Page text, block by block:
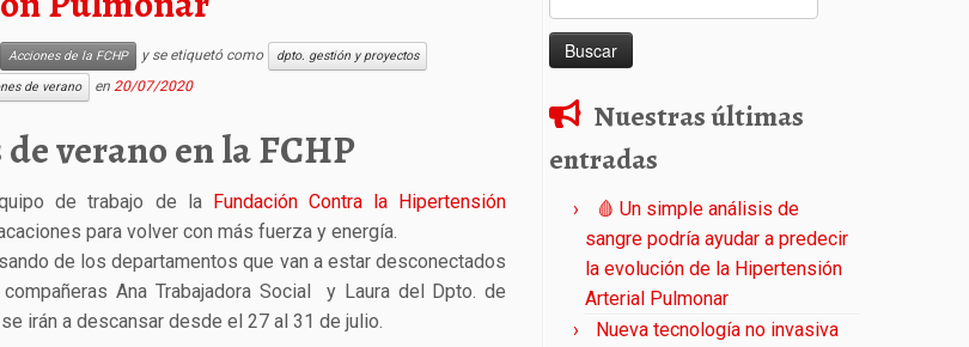
Acciones de la FCHP y se etiquetó como
dpto. gestión y proyectos
de verano en 20/07/2020
verano en la FCHP
de trabajo de la Fundación Contra la Hipertensión
para volver con más fuerza y energía.
de los departamentos que van a estar desconectados
Ana Trabajadora Social y Laura del Dpto. de
irán a descansar desde el 27 al 31 de julio.
Nuestras últimas
entradas
🩸 Un simple análisis de
sangre podría ayudar a predecir
la evolución de la Hipertensión
Arterial Pulmonar
Nueva tecnología no invasiva